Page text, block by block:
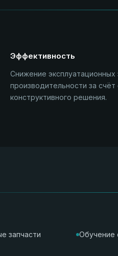
Эффективность
Снижение
производительности за счёт
конструктивного решения.
запчасти Обучение